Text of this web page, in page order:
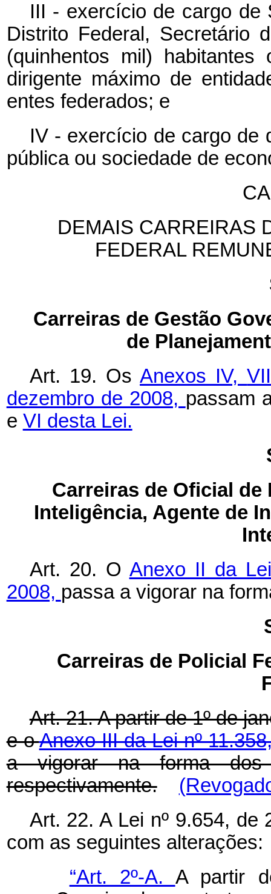
III - exercício de cargo de
Distrito Federal, Secretário
(quinhentos mil)
dirigente máximo de
entes federados; e
IV - exercício de cargo de
pública ou sociedade de
DEMAIS CARREIRAS
FEDERAL
Carreiras de Gestão
de
Art. 19. OsAnexos IV,
dezembro de 2008, passam
e VI desta Lei.
Carreiras de Oficial
Inteligência, Agente de
Art. 20. O Anexo II da
2008, passa a vigorar na
Carreiras de Policial
Art. 21. A partir de 1º de
e oAnexo III da Lei nº
a vigorar na forma
respectivamente.
Art. 22. A Lei nº 9.654,
com as seguintes alterações:
“Art. 2º-A. A partir